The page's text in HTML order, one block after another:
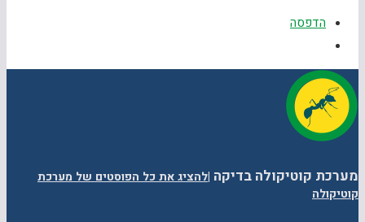
הדפסה
מערכת קוטיקולה בדיקה |להציג את כל הפוסטים של מערכת
קוטיקולה